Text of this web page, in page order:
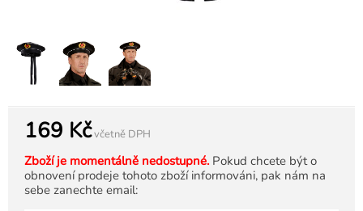
169 Kčvčetně DPH
Zboží je momentálně nedostupné. Pokud chcete být o
obnovení prodeje tohoto zboží informováni, pak nám na
sebe zanechte email: